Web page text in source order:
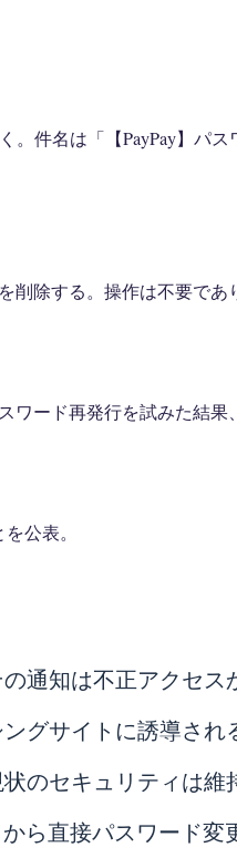
件名は「【PayPay】パス
除する。操作は不要であ
ード再発行を試みた結果
公表。
通知は不正アクセス
グサイトに誘導され
のセキュリティは維
ら直接パスワード変